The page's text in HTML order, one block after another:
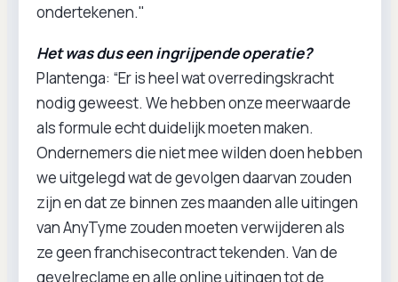
ondertekenen."
Het was dus een ingrijpende operatie?
Plantenga: “Er is heel wat overredingskracht
nodig geweest. We hebben onze meerwaarde
als formule echt duidelijk moeten maken.
Ondernemers die niet mee wilden doen hebben
we uitgelegd wat de gevolgen daarvan zouden
zijn en dat ze binnen zes maanden alle uitingen
van AnyTyme zouden moeten verwijderen als
ze geen franchisecontract tekenden. Van de
gevelreclame en alle online uitingen tot de